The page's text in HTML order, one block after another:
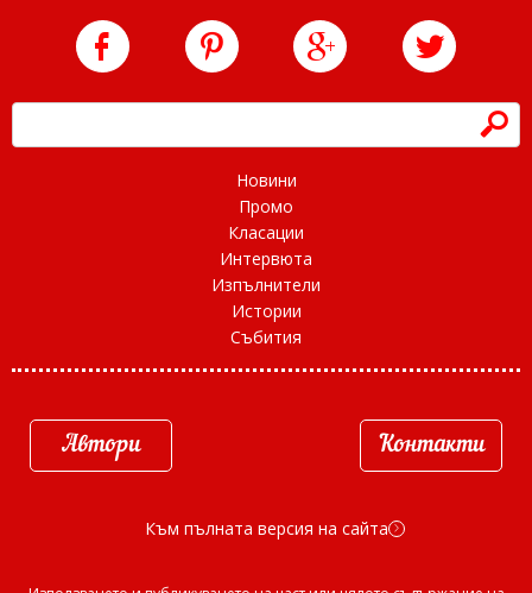
h
Новини
Промо
Класации
Интервюта
Изпълнители
Истории
Събития
Автори Контакти
Към пълната версия на сайта d